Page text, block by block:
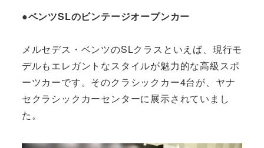
●ベンツSLのビンテージオープンカー
メルセデス・ベンツのSLクラスといえば、現行モ
デルもエレガントなスタイルが魅力的な高級スポ
ーツカーです。そのクラシックカー4台が、ヤナ
セクラシックカーセンターに展示されていまし
た。